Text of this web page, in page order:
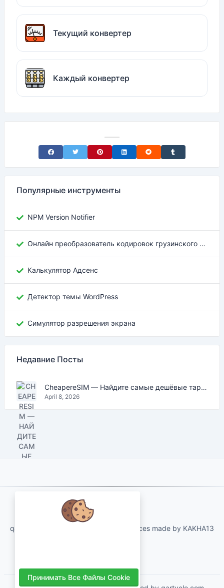
Текущий конвертер
Каждый конвертер
Share on Facebook
Share on TwitterShare on Pinterest
Share on LinkedIn
Share on RedditShare on Tumblr
Популярные инструменты
NPM Version Notifier
Онлайн преобразователь кодировок грузинского текста
Калькулятор Адсенс
Детектор темы WordPress
Симулятор разрешения экрана
Недавние Посты
CheapereSIM — Найдите самые дешёвые тарифы eSIM для путешествий в 2026
April 8, 2026
qartvelo.com free online tools and services made by KAKHA13
Принимать Все Файлы Cookie